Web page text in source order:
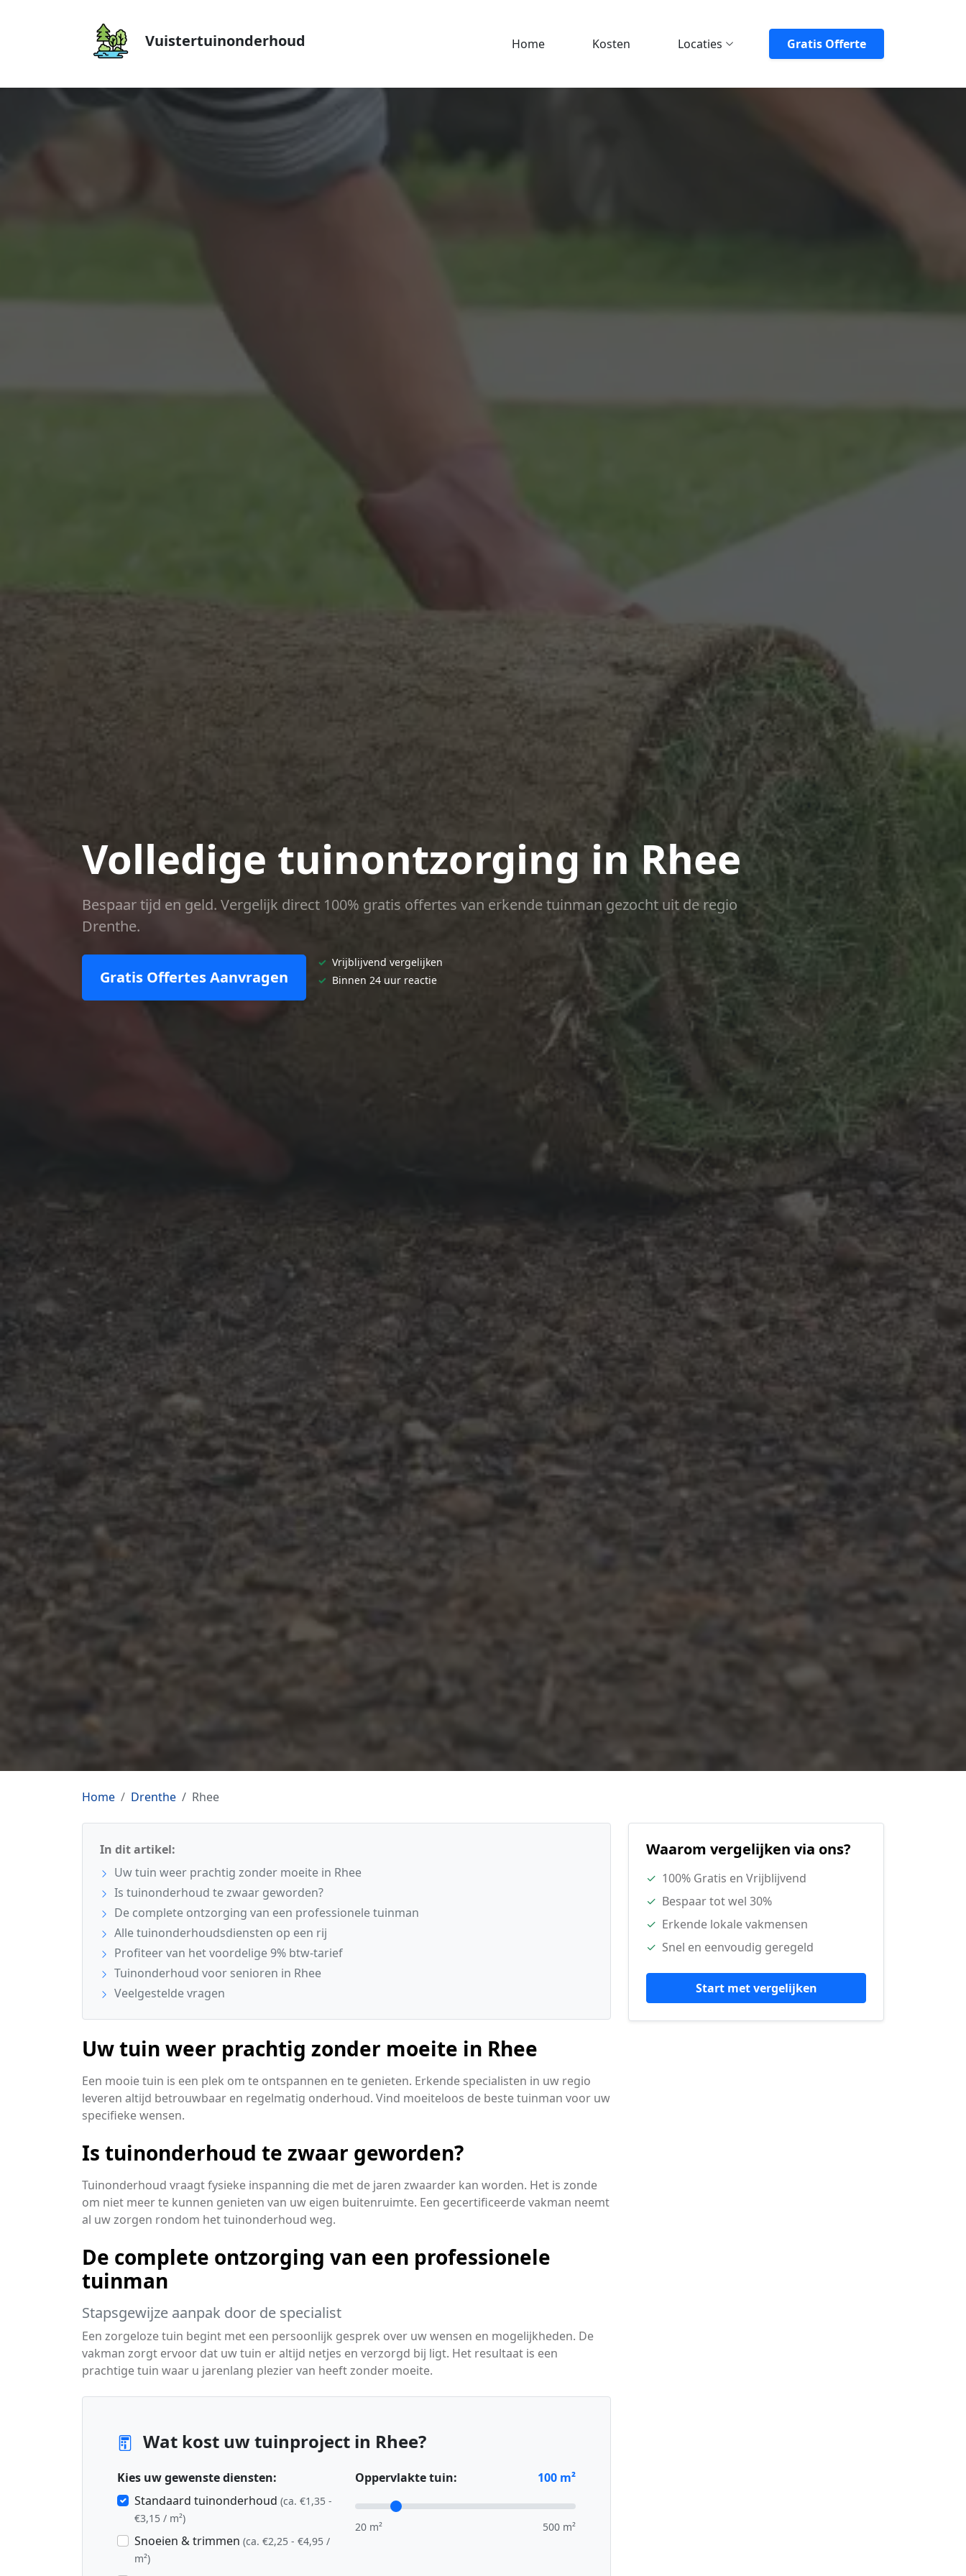
Vuistertuinonderhoud Home Kosten Locaties Gratis Offerte
Volledige tuinontzorging in Rhee
Bespaar tijd en geld. Vergelijk direct 100% gratis offertes van erkende tuinman gezocht uit de regio
Drenthe.
Gratis Offertes Aanvragen
✓ Vrijblijvend vergelijken
✓ Binnen 24 uur reactie
Home Drenthe Rhee
In dit artikel:
Uw tuin weer prachtig zonder moeite in Rhee
Is tuinonderhoud te zwaar geworden?
De complete ontzorging van een professionele tuinman
Alle tuinonderhoudsdiensten op een rij
Profiteer van het voordelige 9% btw-tarief
Tuinonderhoud voor senioren in Rhee
Veelgestelde vragen
Uw tuin weer prachtig zonder moeite in Rhee
Een mooie tuin is een plek om te ontspannen en te genieten. Erkende specialisten in uw regio
leveren altijd betrouwbaar en regelmatig onderhoud. Vind moeiteloos de beste tuinman voor uw
specifieke wensen.
Is tuinonderhoud te zwaar geworden?
Tuinonderhoud vraagt fysieke inspanning die met de jaren zwaarder kan worden. Het is zonde
om niet meer te kunnen genieten van uw eigen buitenruimte. Een gecertificeerde vakman neemt
al uw zorgen rondom het tuinonderhoud weg.
De complete ontzorging van een professionele
tuinman
Stapsgewijze aanpak door de specialist
Een zorgeloze tuin begint met een persoonlijk gesprek over uw wensen en mogelijkheden. De
vakman zorgt ervoor dat uw tuin er altijd netjes en verzorgd bij ligt. Het resultaat is een
prachtige tuin waar u jarenlang plezier van heeft zonder moeite.
Wat kost uw tuinproject in Rhee?
Kies uw gewenste diensten:
Standaard tuinonderhoud (ca. €1,35 -
€3,15 / m²)
Snoeien & trimmen (ca. €2,25 - €4,95 /
m²)
Oppervlakte tuin: 100 m²
20 m² 500 m²
Waarom vergelijken via ons?
✓ 100% Gratis en Vrijblijvend
✓ Bespaar tot wel 30%
✓ Erkende lokale vakmensen
✓ Snel en eenvoudig geregeld
Start met vergelijken